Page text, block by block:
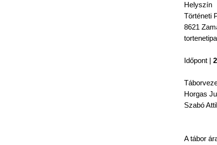
Helyszín
Történeti
8621
Időpont |
Horgas
Szabó
Atábor